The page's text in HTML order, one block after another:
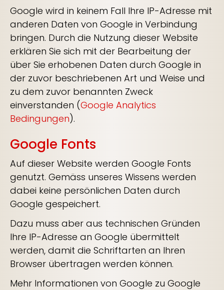
Google wird in keinem Fall Ihre IP-Adresse mit
anderen Daten von Google in Verbindung
bringen. Durch die Nutzung dieser Website
erklären Sie sich mit der Bearbeitung der
über Sie erhobenen Daten durch Google in
der zuvor beschriebenen Art und Weise und
zu dem zuvor benannten Zweck
einverstanden (Google Analytics
Bedingungen).
Google Fonts
Auf dieser Website werden Google Fonts
genutzt. Gemäss unseres Wissens werden
dabei keine persönlichen Daten durch
Google gespeichert.
Dazu muss aber aus technischen Gründen
Ihre IP-Adresse an Google übermittelt
werden, damit die Schriftarten an Ihren
Browser übertragen werden können.
Mehr Informationen von Google zu Google